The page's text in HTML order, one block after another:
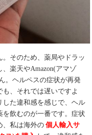
そのため、薬局やドラッ
楽天やAmazon(アマゾ
。ヘルペスの症状が再発
、それでは遅いですよ
した違和感を感じで、ヘル
飲むのが一番です。症状
、私は海外の個人輸入サ